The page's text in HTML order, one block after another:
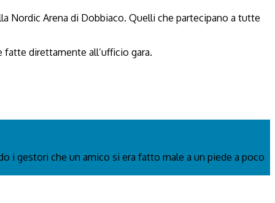
Nordic Arena di Dobbiaco. Quelli che partecipano a tutte
fatte direttamente all’ufficio gara.
i gestori che un amico si era fatto male a un piede a poco